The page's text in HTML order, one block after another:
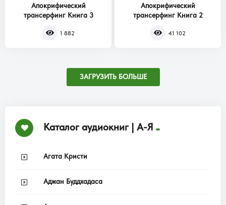
Апокрифический
трансерфинг Книга 3
1 882
Апокрифический
трансерфинг Книга 2
41 102
ЗАГРУЗИТЬ БОЛЬШЕ
Каталог аудиокниг | А-Я
Агата Кристи
Аджан Буддхадаса